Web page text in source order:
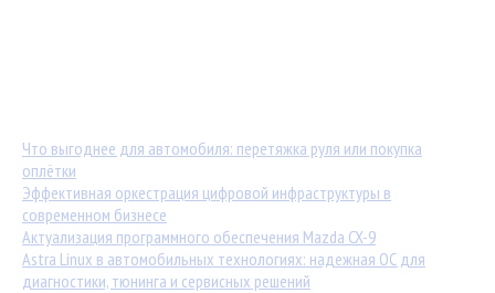
Что выгоднее для автомобиля: перетяжка руля или покупка
оплётки
Эффективная оркестрация цифровой инфраструктуры в
современном бизнесе
Актуализация программного обеспечения Mazda CX-9
Astra Linux в автомобильных технологиях: надежная ОС для
диагностики, тюнинга и сервисных решений